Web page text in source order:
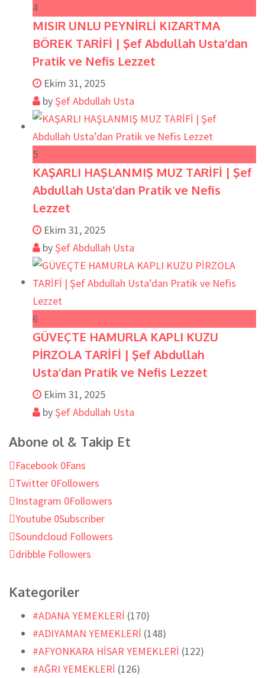
4
MISIR UNLU PEYNİRLİ KIZARTMA
BÖREK TARİFİ | Şef Abdullah Usta’dan
Pratik ve Nefis Lezzet
Ekim 31, 2025
by Şef Abdullah Usta
5
KAŞARLI HAŞLANMIŞ MUZ TARİFİ | Şef
Abdullah Usta’dan Pratik ve Nefis
Lezzet
Ekim 31, 2025
by Şef Abdullah Usta
6
GÜVEÇTE HAMURLA KAPLI KUZU
PİRZOLA TARİFİ | Şef Abdullah
Usta’dan Pratik ve Nefis Lezzet
Ekim 31, 2025
by Şef Abdullah Usta
Abone ol & Takip Et
Facebook 0Fans
Twitter 0Followers
Instagram 0Followers
Youtube 0Subscriber
Soundcloud Followers
dribble Followers
Kategoriler
#ADANA YEMEKLERİ (170)
#ADIYAMAN YEMEKLERİ (148)
#AFYONKARA HİSAR YEMEKLERİ (122)
#AĞRI YEMEKLERİ (126)